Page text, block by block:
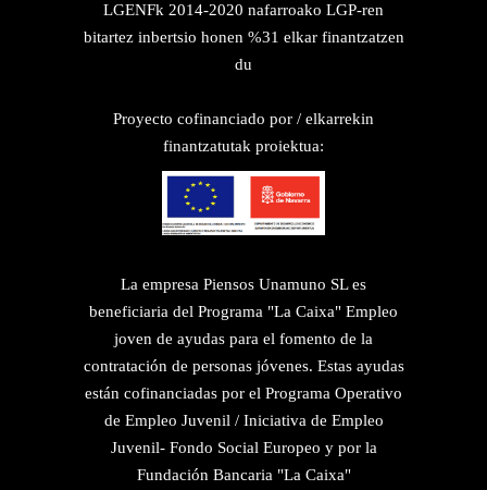
LGENFk 2014-2020 nafarroako LGP-ren
bitartez inbertsio honen %31 elkar finantzatzen
du
Proyecto cofinanciado por / elkarrekin
finantzatutak proiektua:
La empresa Piensos Unamuno SL es
beneficiaria del Programa "La Caixa" Empleo
joven de ayudas para el fomento de la
contratación de personas jóvenes. Estas ayudas
están cofinanciadas por el Programa Operativo
de Empleo Juvenil / Iniciativa de Empleo
Juvenil- Fondo Social Europeo y por la
Fundación Bancaria "La Caixa"